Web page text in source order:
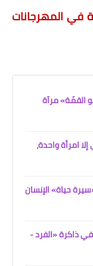
في المهرجانات
القمّة» مرآة
امرأة واحدة،
حياة» الإنسان
ذاكرة «الفرد -